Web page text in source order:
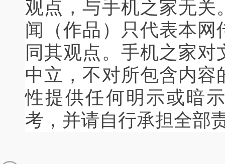
观点，与手机之家无
闻（作品）只代表本
同其观点。手机之家
中立，不对所包含内
性提供任何明示或暗
考，并请自行承担全部